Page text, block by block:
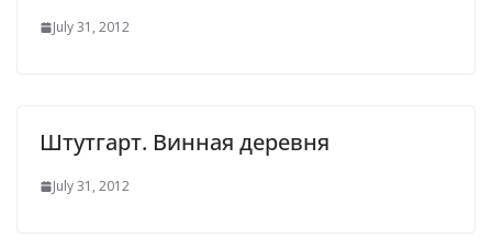
July 31, 2012
Штутгарт. Винная деревня
July 31, 2012